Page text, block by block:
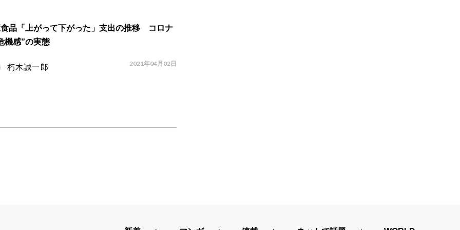
品「上がって下がった」支出の推移 コロナ
機感”の実態
朽木誠一郎 2021年04月02日